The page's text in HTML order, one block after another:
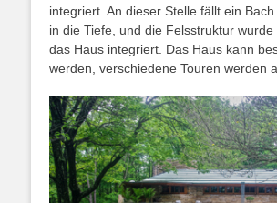
integriert. An dieser Stelle fällt ein
in die Tiefe, und die Felsstruktur wurde
das Haus integriert. Das Haus kann
werden, verschiedene Touren werden